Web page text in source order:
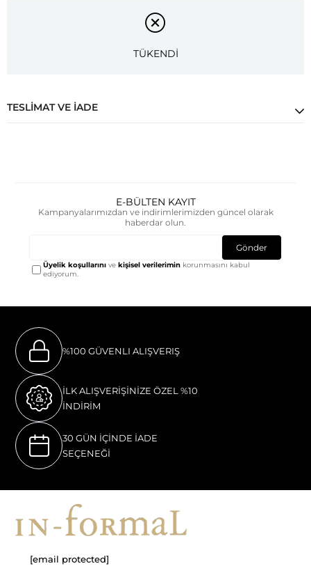
TÜKENDİ
TESLIMAT VE İADE
E-BÜLTEN KAYIT
Kampanyalarımızdan ve indirimlerimizden güncel olarak
haberdar olun.
Gönder
Üyelik koşullarını vekişisel verilerimin korunmasını kabul
ediyorum.
%100 GÜVENLI ALIŞVERIŞ
İLK ALIŞVERİŞİNİZE ÖZEL %10
İNDİRİM
30 GÜN İÇİNDE İADE
SEÇENEĞİ
[email protected]